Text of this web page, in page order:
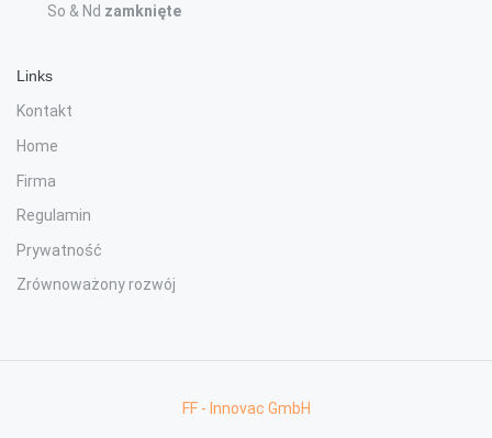
So & Nd zamknięte
Links
Kontakt
Home
Firma
Regulamin
Prywatność
Zrównoważony rozwój
FF - Innovac GmbH